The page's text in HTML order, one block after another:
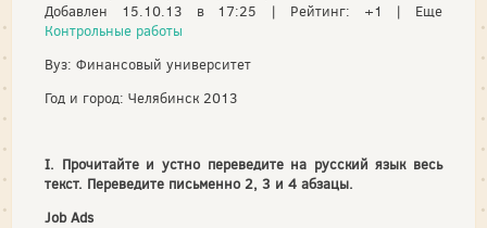
Добавлен 15.10.13 в 17:25 | Рейтинг: +1 | Еще
Контрольные работы
Вуз: Финансовый университет
Год и город: Челябинск 2013
I. Прочитайте и устно переведите на русский язык весь
текст. Переведите письменно 2, 3 и 4 абзацы.
Job Ads